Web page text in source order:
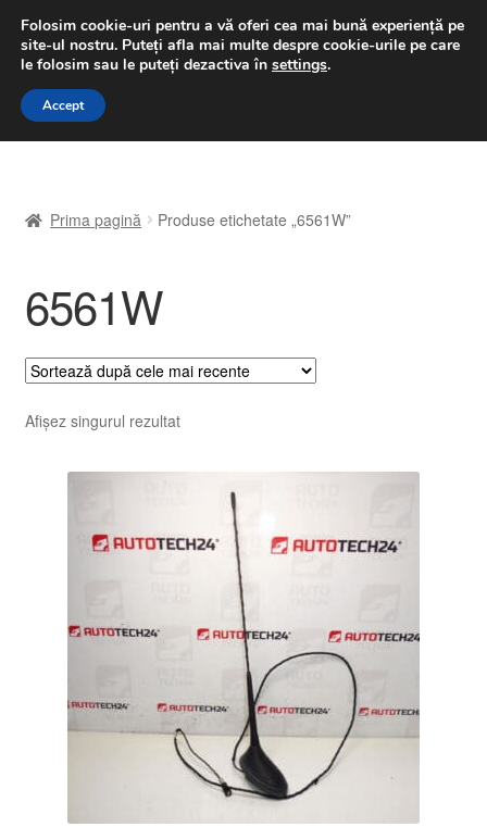
LIVRARE de la 33 lei
luni-vineri 9 a.m. - 4 p.m.031 229 6816
Sari
Sari
A lua legatura
Contul meu
Coș
Despre noi
Finalizare comandă
Plângere
Plățile
Politică de confidențialitate
Prima pagină Produse etichetate „6561W”
6561W
Afișez singurul rezultat
Folosim cookie-uri pentru a vă oferi cea mai bună experiență pe
site-ul nostru. Puteți afla mai multe despre cookie-urile pe care
le folosim sau le puteți dezactiva în settings.
Accept